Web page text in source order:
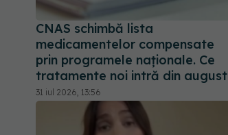
CNAS schimbă lista
medicamentelor compensate
prin programele naționale. Ce
tratamente noi intră din august
31 iul 2026, 13:56